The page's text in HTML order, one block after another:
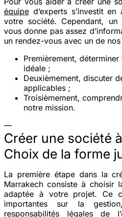
équipe d’experts s’investit
votre société. Cependant,
vous donne pas assez
un rendez-vous avec un de
Premièrement,
idéale ;
Deuxièmement, discuter
applicables ;
Troisièmement,
notre mission.
—
Créer une société
Choix de la forme
La première étape dans la
Marrakech consiste à choisir
adaptée à votre projet. Ce
importantes sur la
responsabilités légales de